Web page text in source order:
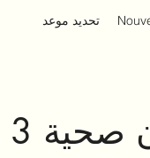
تحديد موعد
صحية